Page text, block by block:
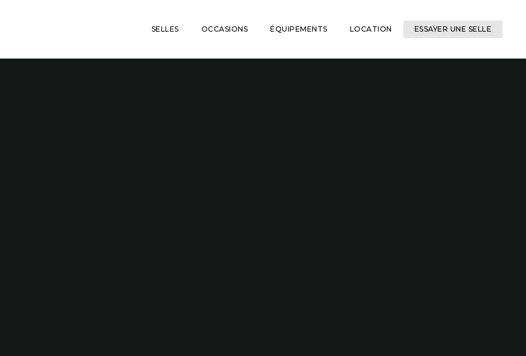
SELLES OCCASIONS ÉQUIPEMENTS LOCATION ESSAYER UNE SELLE